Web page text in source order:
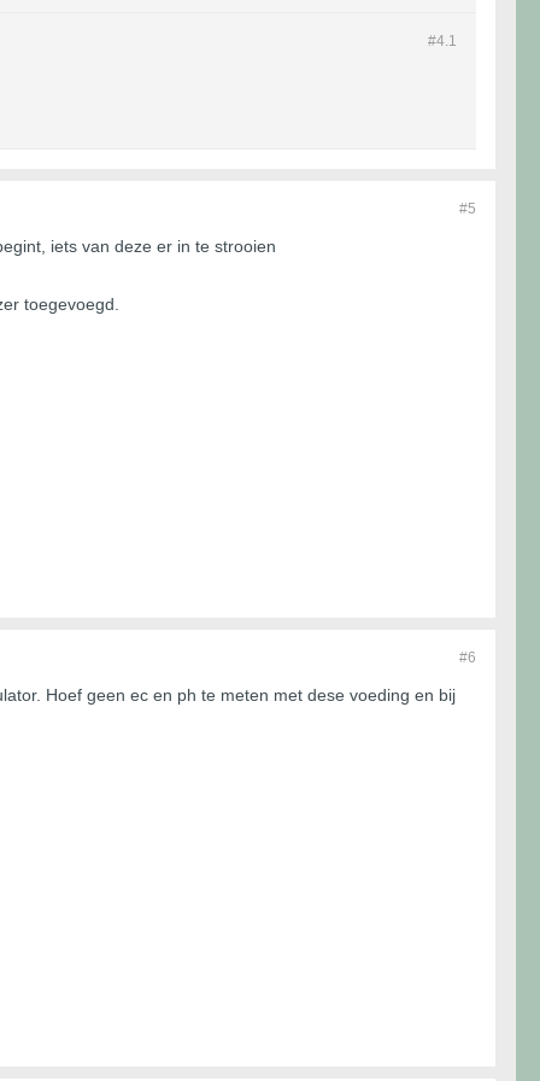
#4.1
#5
iets van deze er in te strooien
toegevoegd.
#6
Hoef geen ec en ph te meten met dese voeding en bij